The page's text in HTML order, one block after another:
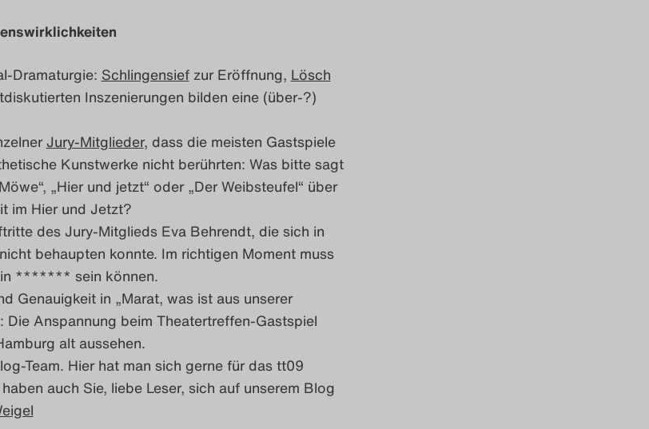
Dramaturgie: Schlingensiefzur Eröffnung, Lösch
Inszenierungen bilden eine (über-?)
Jury-Mitglieder, dass die meisten Gastspiele
Kunstwerke nicht berührten: Was bitte sagt
„Hier und jetzt“ oder „Der Weibsteufel“ über
im Hier und Jetzt?
des Jury-Mitglieds Eva Behrendt, die sich in
behaupten konnte. Im richtigen Moment muss
******* sein können.
Genauigkeit in „Marat, was ist aus unserer
Die Anspannung beim Theatertreffen-Gastspiel
alt aussehen.
Team. Hier hat man sich gerne für das tt09
auch Sie, liebe Leser, sich auf unserem Blog